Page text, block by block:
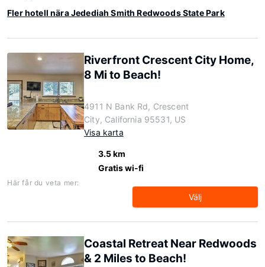
Fler hotell nära Jedediah Smith Redwoods State Park
Riverfront Crescent City Home,
8 Mi to Beach!
4911 N Bank Rd, Crescent
City, California 95531, US
Visa karta
3.5 km
Gratis wi-fi
Här får du veta mer:
Välj
Coastal Retreat Near Redwoods
& 2 Miles to Beach!